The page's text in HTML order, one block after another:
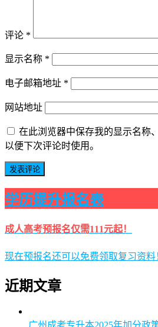
评论 *
显示名称 *
电子邮箱地址 *
网站地址
在此浏览器中保存我的显示名称
以便下次评论时使用。
学历提升报名表
成人高考预报名仅需111元起！
现在预报名还可以免费领取复习资料
近期文章